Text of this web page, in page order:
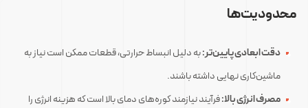
محدودیت‌ها
دقت ابعادی پایین‌تر:به دلیل انبساط حرارتی، قطعات ممکن است نیاز به
ماشین‌کاری نهایی داشته باشند.
مصرف انرژی بالا:فرآیند نیازمند کوره‌های دمای بالا است که هزینه انرژی را